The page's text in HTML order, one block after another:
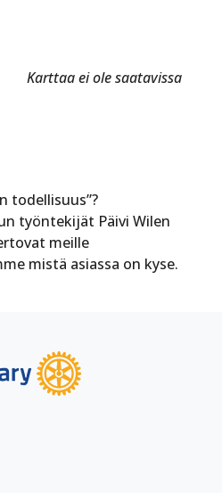
Karttaa ei ole saatavissa
todellisuus”?
työntekijät Päivi Wilen
meille
mistä asiassa on kyse.